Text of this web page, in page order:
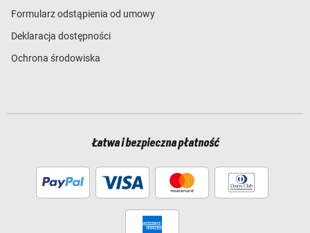
Formularz odstąpienia od umowy
Deklaracja dostępności
Ochrona środowiska
Łatwa i bezpieczna płatność